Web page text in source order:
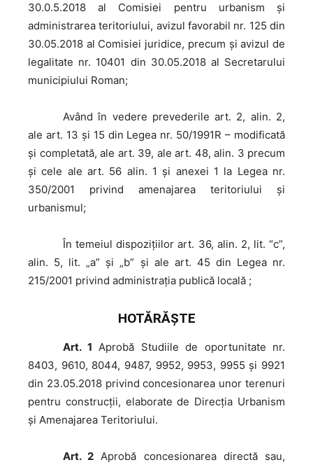
30.0.5.2018 al Comisiei pentru urbanism şi
administrarea teritoriului, avizul favorabil nr. 125 din
30.05.2018 al Comisiei juridice, precum şi avizul de
legalitate nr. 10401 din 30.05.2018 al Secretarului
municipiului Roman;
Având în vedere prevederile art. 2, alin. 2,
ale art. 13 şi 15 din Legea nr. 50/1991R – modificată
şi completată, ale art. 39, ale art. 48, alin. 3 precum
și cele ale art. 56 alin. 1 şi anexei 1 la Legea nr.
350/2001 privind amenajarea teritoriului şi
urbanismul;
În temeiul dispoziţiilor art. 36, alin. 2, lit. “c”,
alin. 5, lit. „a” şi „b” şi ale art. 45 din Legea nr.
215/2001 privind administraţia publică locală ;
HOTĂRĂŞTE
Art. 1 Aprobă Studiile de oportunitate nr.
8403, 9610, 8044, 9487, 9952, 9953, 9955 și 9921
din 23.05.2018 privind concesionarea unor terenuri
pentru construcţii, elaborate de Direcţia Urbanism
şi Amenajarea Teritoriului.
Art. 2 Aprobă concesionarea directă sau,